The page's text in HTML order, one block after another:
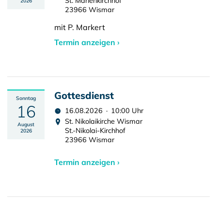
23966 Wismar
mit P. Markert
Termin anzeigen ›
Sonntag
16
August
2026
Gottesdienst
16.08.2026 · 10:00 Uhr
St. Nikolaikirche Wismar
St.-Nikolai-Kirchhof
23966 Wismar
Termin anzeigen ›